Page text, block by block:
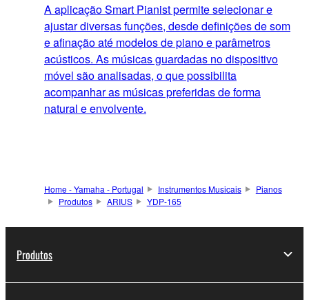
A aplicação Smart Pianist permite selecionar e
ajustar diversas funções, desde definições de som
e afinação até modelos de piano e parâmetros
acústicos. As músicas guardadas no dispositivo
móvel são analisadas, o que possibilita
acompanhar as músicas preferidas de forma
natural e envolvente.
Home - Yamaha - Portugal Instrumentos Musicais
Pianos
Produtos
ARIUS YDP-165
Produtos